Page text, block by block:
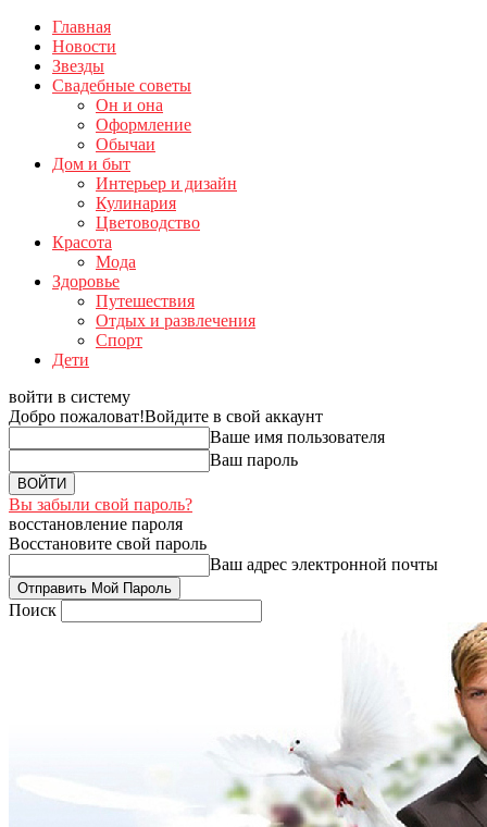
Главная
Новости
Звезды
Свадебные советы
Он и она
Оформление
Обычаи
Дом и быт
Интерьер и дизайн
Кулинария
Цветоводство
Красота
Мода
Здоровье
Путешествия
Отдых и развлечения
Спорт
Дети
войти в систему
Добро пожаловат!Войдите в свой аккаунт
Ваше имя пользователя
Ваш пароль
Вы забыли свой пароль?
восстановление пароля
Восстановите свой пароль
Ваш адрес электронной почты
Поиск